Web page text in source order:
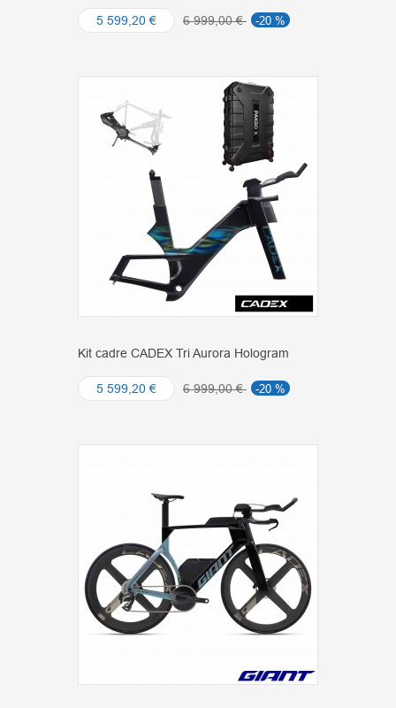
5 599,20 € 6 999,00 € -20 %
Kit cadre CADEX Tri Aurora Hologram
5 599,20 € 6 999,00 € -20 %